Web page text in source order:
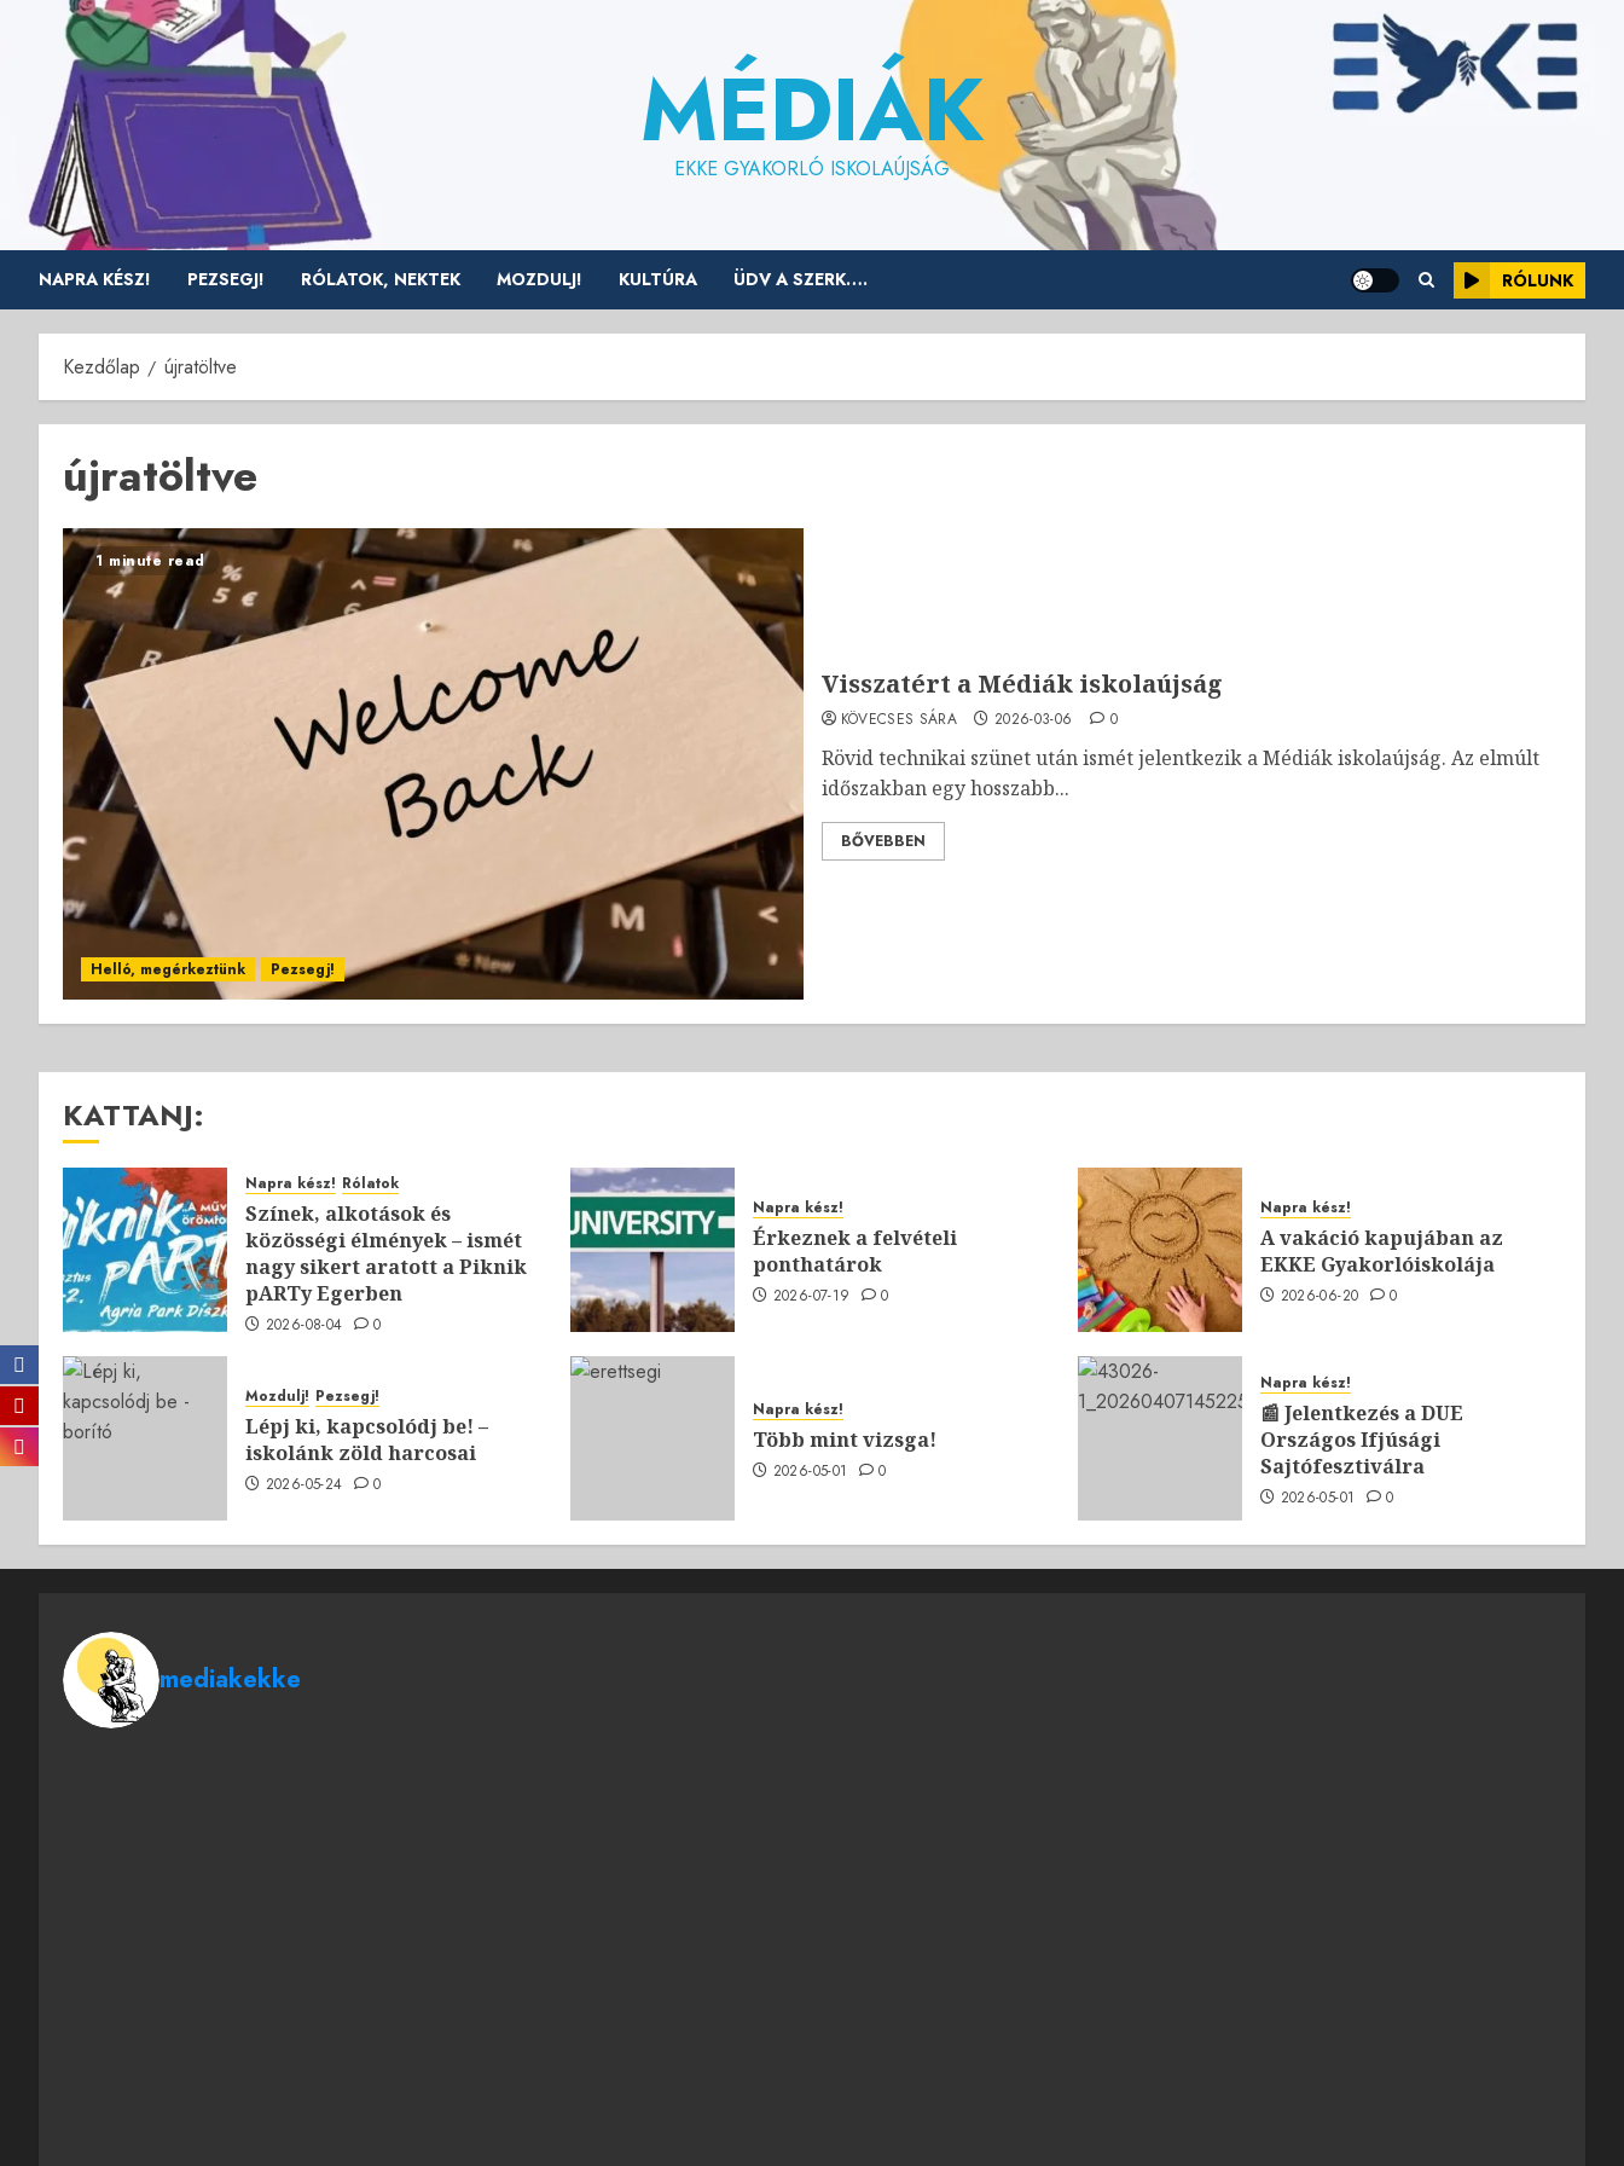
MÉDIÁK
EKKE GYAKORLÓ ISKOLAÚJSÁG
NAPRA KÉSZ! PEZSEGJ! RÓLATOK, NEKTEK MOZDULJ! KULTÚRA ÜDV A SZERK…. RÓLUNK
Kezdőlap újratöltve
újratöltve
1 minute read
Helló, megérkeztünk Pezsegj!
Visszatért a Médiák iskolaújság
KÖVECSES SÁRA 2026-03-06 0
Rövid technikai szünet után ismét jelentkezik a Médiák iskolaújság. Az elmúlt
időszakban egy hosszabb...
BŐVEBBEN
KATTANJ:
Napra kész! Rólatok
Színek, alkotások és
közösségi élmények – ismét
nagy sikert aratott a Piknik
pARTy Egerben
2026-08-04 0
Napra kész!
Érkeznek a felvételi
ponthatárok
2026-07-19 0
Napra kész!
A vakáció kapujában az
EKKE Gyakorlóiskolája
2026-06-20 0
Mozdulj! Pezsegj!
Lépj ki, kapcsolódj be! –
iskolánk zöld harcosai
2026-05-24 0
Napra kész!
Több mint vizsga!
2026-05-01 0
Napra kész!
📰 Jelentkezés a DUE
Országos Ifjúsági
Sajtófesztiválra
2026-05-01 0
mediakekke